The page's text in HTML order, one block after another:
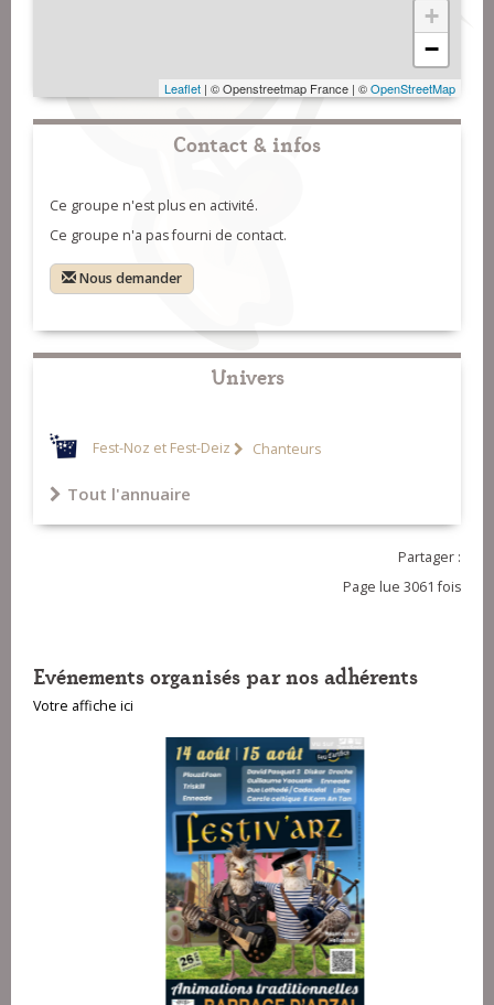
+
−
Leaflet | © Openstreetmap France | ©OpenStreetMap
Contact & infos
Ce groupe n'est plus en activité.
Ce groupe n'a pas fourni de contact.
Nous demander
Univers
Fest-Noz et Fest-Deiz Chanteurs
Tout l'annuaire
Partager :
Page lue 3061 fois
Evénements organisés par nos adhérents
Votre affiche ici